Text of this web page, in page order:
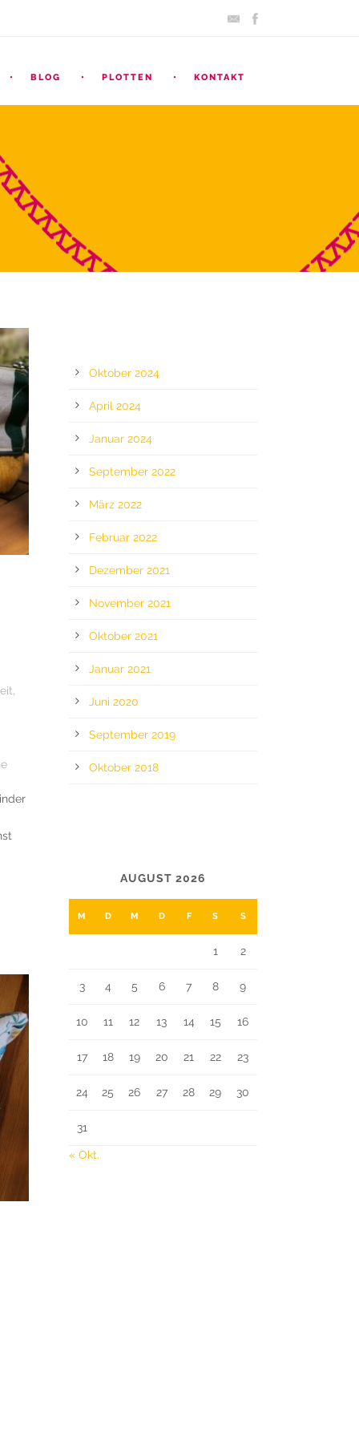
BLOG PLOTTEN KONTAKT
,
Oktober 2024
April 2024
Januar 2024
September 2022
März 2022
Februar 2022
Dezember 2021
November 2021
Oktober 2021
Januar 2021
Juni 2020
September 2019
Oktober 2018
AUGUST 2026
M D M D F S S
1 2
3 4 5 6 7 8 9
10 11 12 13 14 15 16
17 18 19 20 21 22 23
24 25 26 27 28 29 30
31
« Okt.